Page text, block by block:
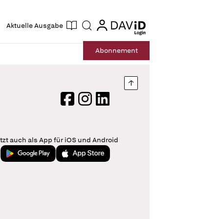
Aktuelle Ausgabe Suche login
login
Abonnement
Nach oben springen
FacebookInstagram
LinkedIn
auch als App für iOS und Android
Jetzt bei Google PlayLaden im App Store